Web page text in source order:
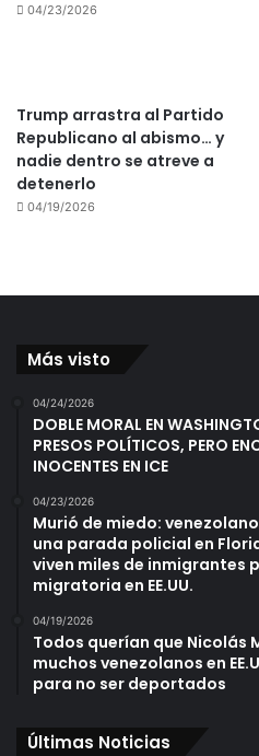
04/23/2026
Trump arrastra al Partido
Republicano al abismo… y
nadie dentro se atreve a
detenerlo
04/19/2026
Más visto
04/24/2026
DOBLE MORAL EN
PRESOS POLÍTICOS, PERO
INOCENTES EN ICE
04/23/2026
Murió de miedo:
una parada policial en
viven miles de inmigrantes
migratoria en EE.UU.
04/19/2026
Todos querían que Nicolás
muchos venezolanos en
para no ser deportados
Últimas Noticias